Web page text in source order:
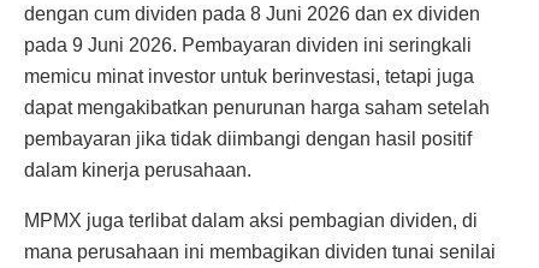
dengan cum dividen pada 8 Juni 2026 dan ex dividen
pada 9 Juni 2026. Pembayaran dividen ini seringkali
memicu minat investor untuk berinvestasi, tetapi juga
dapat mengakibatkan penurunan harga saham setelah
pembayaran jika tidak diimbangi dengan hasil positif
dalam kinerja perusahaan.
MPMX juga terlibat dalam aksi pembagian dividen, di
mana perusahaan ini membagikan dividen tunai senilai